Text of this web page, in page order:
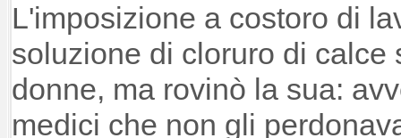
L'imposizione a costoro di
soluzione di cloruro di calce
donne, ma rovinò la sua:
medici che non gli